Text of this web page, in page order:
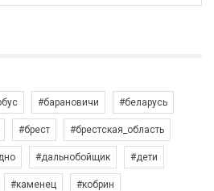
#барановичи #беларусь
#брест #брестская_область
#дальнобойщик #дети
#каменец #кобрин